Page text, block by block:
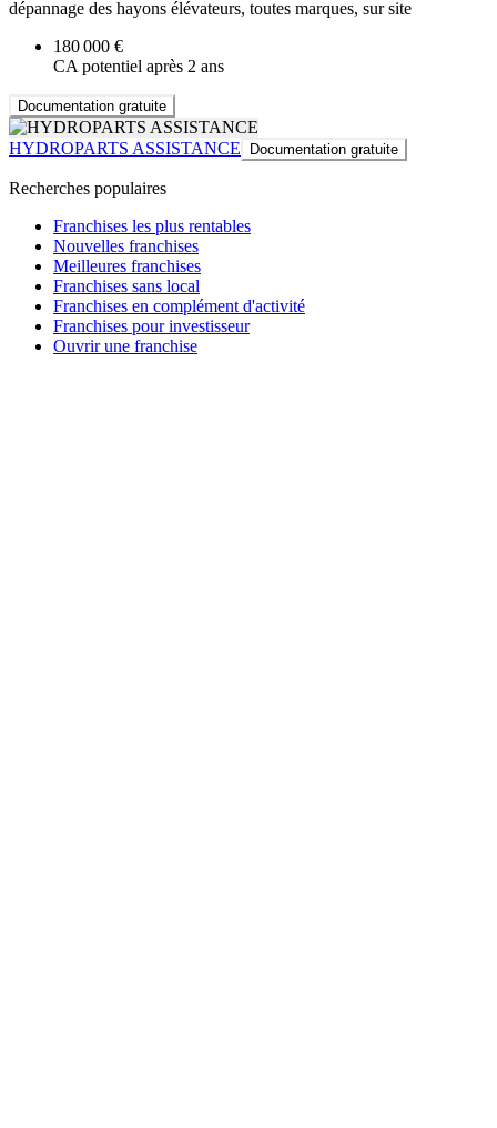
dépannage des hayons élévateurs, toutes marques, sur site
180 000 €
CA potentiel après 2 ans
Documentation gratuite
HYDROPARTS ASSISTANCE Documentation gratuite
Recherches populaires
Franchises les plus rentables
Nouvelles franchises
Meilleures franchises
Franchises sans local
Franchises en complément d'activité
Franchises pour investisseur
Ouvrir une franchise